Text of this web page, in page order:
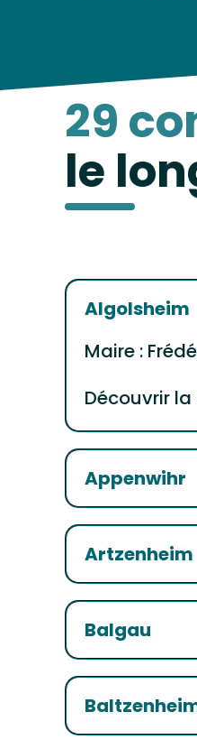
29
le
Algolsheim
Maire :
Découvrir
Appenwihr
Artzenheim
Balgau